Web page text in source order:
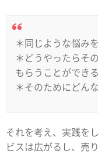
＊同じような悩み
＊どうやったらそ
もらうことができ
＊そのためにどん
それを考え、実践を
ビスは広がるし、売